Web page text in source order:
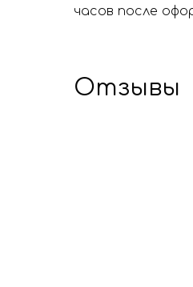
часов после
Отзывы